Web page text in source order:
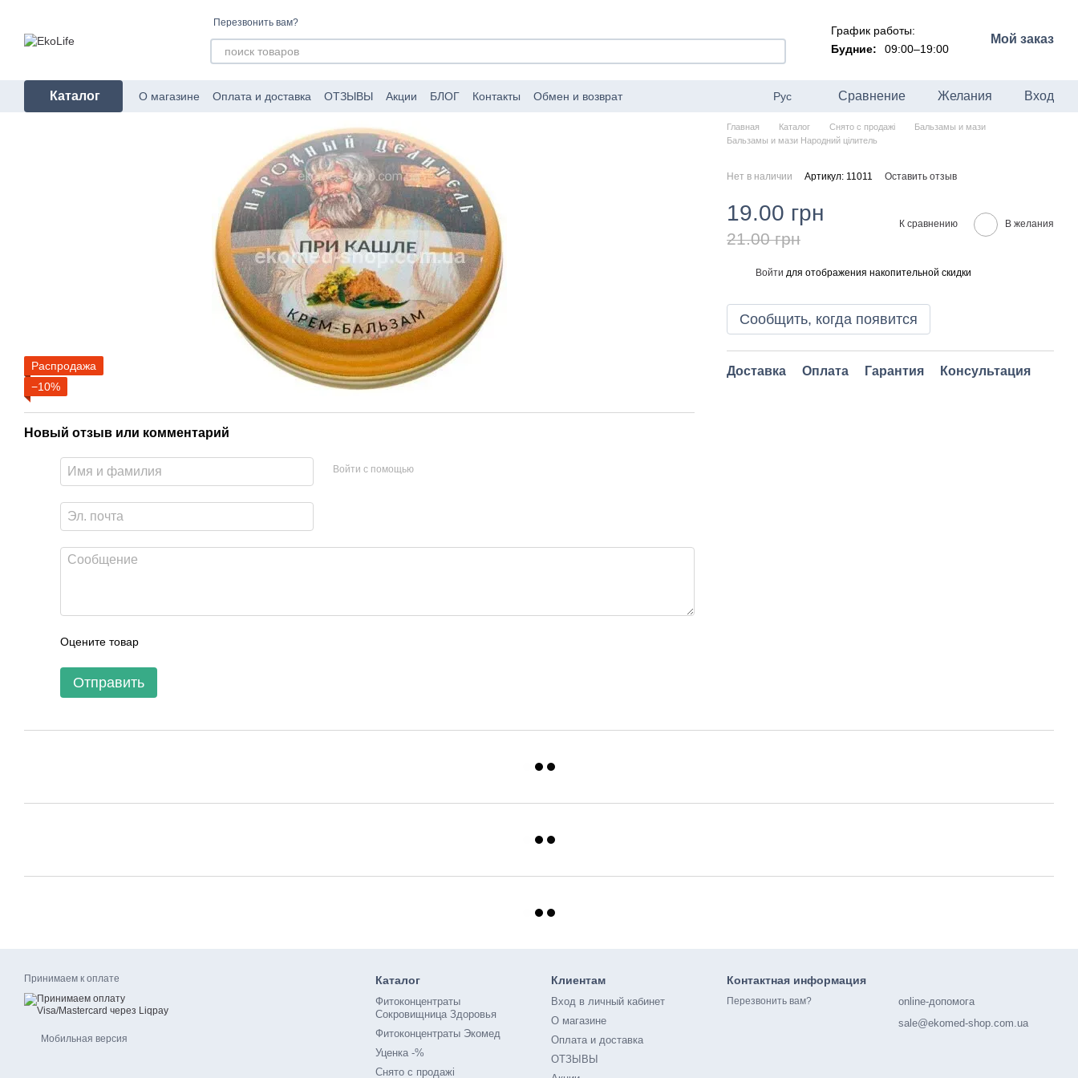
Перезвонить вам?
График работы:
Будние:
09:00–19:00
Мой заказ
Каталог О магазине Оплата и доставка ОТЗЫВЫ Акции БЛОГ Контакты
Обмен и возврат
Рус Сравнение Желания Вход
Распродажа
−10%
Новый отзыв или комментарий
Войти с помощью
Оцените товар
Отправить
Главная Каталог Снято с продажі
Бальзамы и мази
Бальзамы и мази Народний цілитель
Нет в наличии Артикул: 11011 Оставить отзыв
19.00 грн
21.00 грн
К сравнению В желания
Войти для отображения накопительной скидки
Сообщить, когда появится
Доставка Оплата Гарантия Консультация
Принимаем к оплате
Мобильная версия
Каталог
Фитоконцентраты
Сокровищница Здоровья
Фитоконцентраты Экомед
Уценка -%
Снято с продажі
Клиентам
Вход в личный кабинет
О магазине
Оплата и доставка
ОТЗЫВЫ
Контактная информация
Перезвонить вам?
online-допомога
sale@ekomed-shop.com.ua